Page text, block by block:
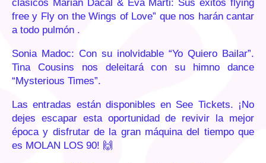
clásicos Marian Dacal & Eva Marti: Sus exitos flying
free y Fly on the Wings of Love” que nos harán cantar
a todo pulmón .
Sonia Madoc: Con su inolvidable “Yo Quiero Bailar”.
Tina Cousins nos deleitará con su himno dance
“Mysterious Times”.
Las entradas están disponibles en See Tickets. ¡No
dejes escapar esta oportunidad de revivir la mejor
época y disfrutar de la gran máquina del tiempo que
es MOLAN LOS 90! 🙌